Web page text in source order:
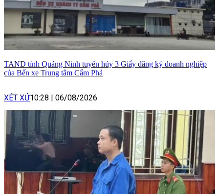
TAND tỉnh Quảng Ninh tuyên hủy 3 Giấy đăng ký doanh nghiệp
của Bến xe Trung tâm Cẩm Phả
XÉT XỬ10:28 06/08/2026